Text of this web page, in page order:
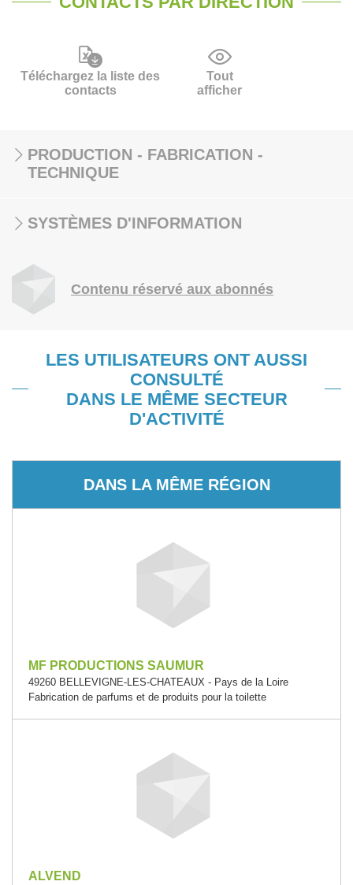
Téléchargez la liste des
contacts
Tout
afficher
PRODUCTION - FABRICATION -
TECHNIQUE
SYSTÈMES D'INFORMATION
Contenu réservé aux abonnés
LES UTILISATEURS ONT AUSSI
CONSULTÉ
DANS LE MÊME SECTEUR
D'ACTIVITÉ
DANS LA MÊME RÉGION
MF PRODUCTIONS SAUMUR
49260 BELLEVIGNE-LES-CHATEAUX - Pays de la Loire
Fabrication de parfums et de produits pour la toilette
ALVEND